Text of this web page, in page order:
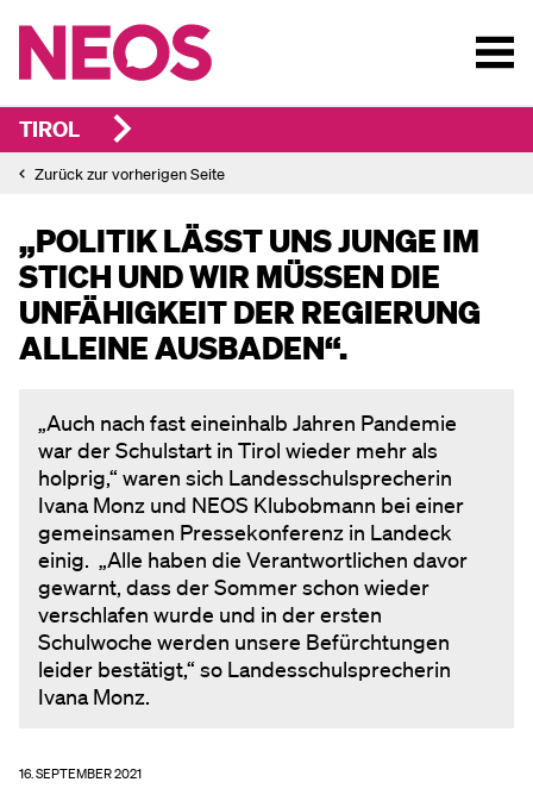
TIROL
Zurück zur vorherigen Seite
„POLITIK LÄSST UNS JUNGE IM
STICH UND WIR MÜSSEN DIE
UNFÄHIGKEIT DER REGIERUNG
ALLEINE AUSBADEN“.
„Auch nach fast eineinhalb Jahren Pandemie
war der Schulstart in Tirol wieder mehr als
holprig,“ waren sich Landesschulsprecherin
Ivana Monz und NEOS Klubobmann bei einer
gemeinsamen Pressekonferenz in Landeck
einig. „Alle haben die Verantwortlichen davor
gewarnt, dass der Sommer schon wieder
verschlafen wurde und in der ersten
Schulwoche werden unsere Befürchtungen
leider bestätigt,“ so Landesschulsprecherin
Ivana Monz.
16. SEPTEMBER 2021